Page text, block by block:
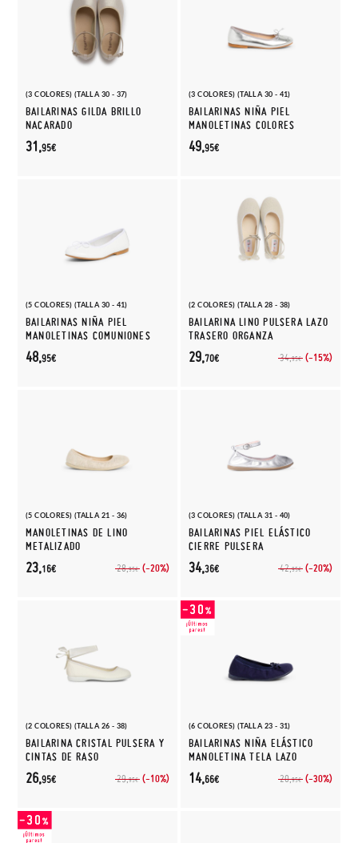
(3 COLORES) (TALLA 30 - 37)
BAILARINAS GILDA BRILLO
NACARADO
31,95€
(3 COLORES) (TALLA 30 - 41)
BAILARINAS NIÑA PIEL
MANOLETINAS COLORES
49,95€
(5 COLORES) (TALLA 30 - 41)
BAILARINAS NIÑA PIEL
MANOLETINAS COMUNIONES
48,95€
(2 COLORES) (TALLA 28 - 38)
BAILARINA LINO PULSERA LAZO
TRASERO ORGANZA
34,95€ (-15%)
29,70€
(5 COLORES) (TALLA 21 - 36)
MANOLETINAS DE LINO
METALIZADO
28,95€ (-20%)
23,16€
(3 COLORES) (TALLA 31 - 40)
BAILARINAS PIEL ELÁSTICO
CIERRE PULSERA
42,95€ (-20%)
34,36€
(2 COLORES) (TALLA 26 - 38)
BAILARINA CRISTAL PULSERA Y
CINTAS DE RASO
29,95€ (-10%)
26,95€
(6 COLORES) (TALLA 23 - 31)
BAILARINAS NIÑA ELÁSTICO
MANOLETINA TELA LAZO
20,95€ (-30%)
14,66€